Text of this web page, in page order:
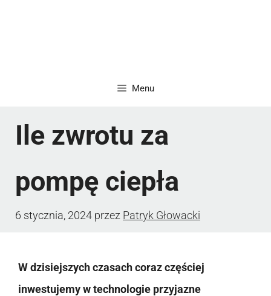
Menu
Ile zwrotu za
pompę ciepła
6 stycznia, 2024 przez Patryk Głowacki
W dzisiejszych czasach coraz częściej
inwestujemy w technologie przyjazne